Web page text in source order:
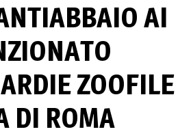
AI
ZOOFILE
DI ROMA